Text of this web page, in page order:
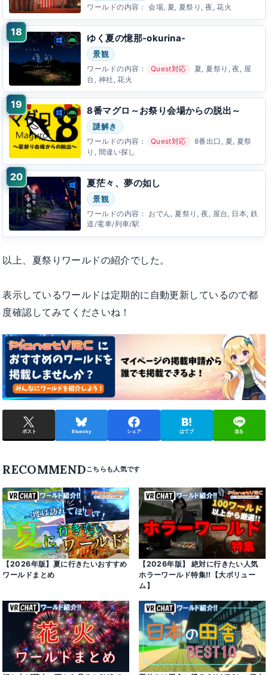
ワールドの内容： 会場, 夏, 夏祭り, 夜, 花火
ゆく夏の憶那-okurina-
景観
ワールドの内容： Quest対応
夏, 夏祭り, 夜, 屋
台, 神社, 花火
8番マグロ～お祭り会場からの脱出～
謎解き
ワールドの内容： Quest対応
8番出口, 夏, 夏祭
り, 間違い探し
夏茫々、夢の如し
景観
ワールドの内容：
おでん, 夏祭り, 夜, 屋台, 日本, 鉄
道/電車/列車/駅
以上、夏祭りワールドの紹介でした。
表示しているワールドは定期的に自動更新しているので都
度確認してみてくださいね！
ポスト Bluesky シェア はてブ 送る
RECOMMEND
【2026年版】夏に行きたいおすすめ
ワールドまとめ
【2026年版】 絶対に行きたい人気
ホラーワールド特集!!【大ボリュー
ム】